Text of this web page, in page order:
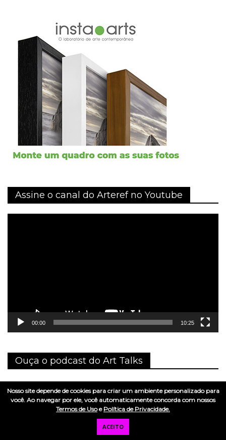
Assine o canal do Arteref no Youtube
00:00 10:25
Ouça o podcast do Art Talks
Art talks no Spotify
Art talks na Apple store
Nosso site depende de cookies para criar um ambiente personalizado para
você. Ao navegar por ele, você automaticamente concorda com nossos
Termos de Usoe Política de Privacidade.
ACEITO